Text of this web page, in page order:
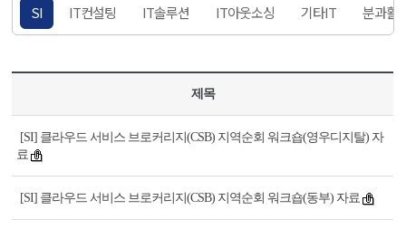
SI IT컨설팅 IT솔루션 IT아웃소싱 기타IT 분과활
제목
[SI] 클라우드 서비스 브로커리지(CSB) 지역순회 워크숍(영우디지탈) 자
료
[SI] 클라우드 서비스 브로커리지(CSB) 지역순회 워크숍(동부) 자료